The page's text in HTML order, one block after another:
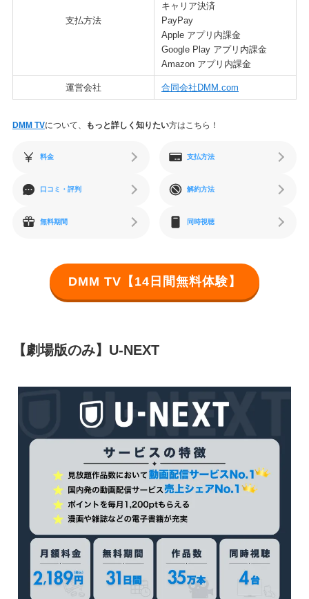
支払方法
キャリア決済
PayPay
Apple アプリ内課金
Google Play アプリ内課金
Amazon アプリ内課金
運営会社 合同会社DMM.com
DMM TVについて、 もっと詳しく知りたい方はこちら！
料金 支払方法
口コミ・評判 解約方法
無料期間 同時視聴
DMM TV【14日間無料体験】
【劇場版のみ】 U-NEXT